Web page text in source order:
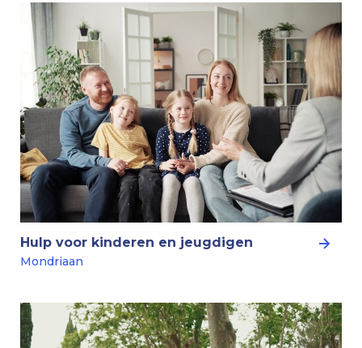
Hulp voor kinderen en jeugdigen
Mondriaan